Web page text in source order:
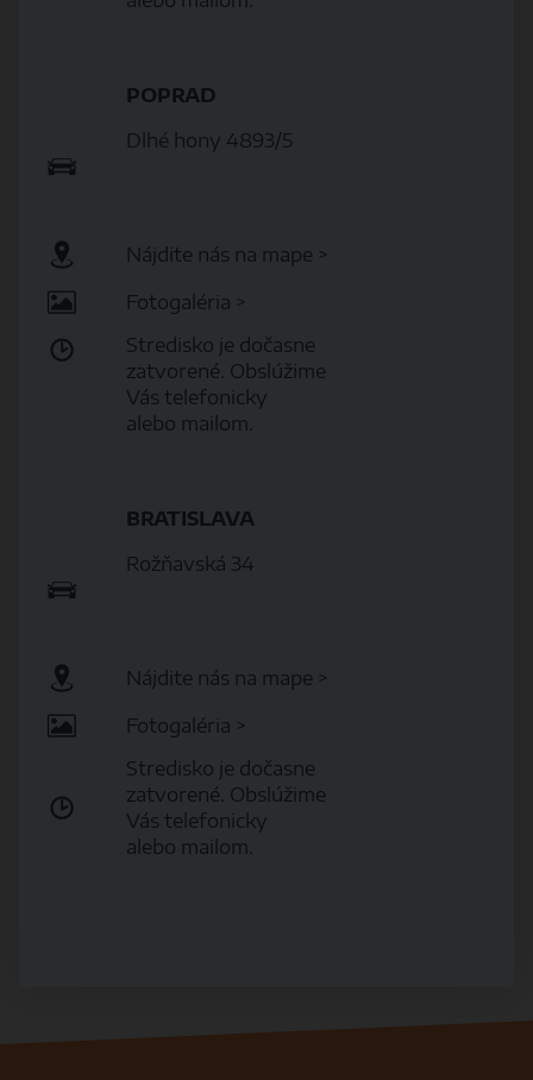
POPRAD
Dlhé hony 4893/5
Nájdite nás na mape >
Fotogaléria >
Stredisko je dočasne
zatvorené. Obslúžime
Vás telefonicky
alebo mailom.
BRATISLAVA
Rožňavská 34
Nájdite nás na mape >
Fotogaléria >
Stredisko je dočasne
zatvorené. Obslúžime
Vás telefonicky
alebo mailom.